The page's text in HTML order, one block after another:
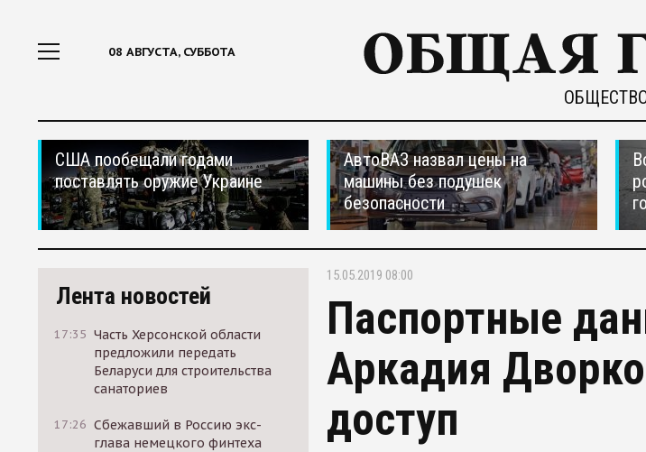
08 АВГУСТА, СУББОТА
США пообещали годами
поставлять оружие Украине
АвтоВАЗ назвал цены на
машины без подушек
безопасности
Лента новостей
17:35 Часть Херсонской области
предложили передать
Беларуси для строительства
санаториев
17:26 Сбежавший в Россию экс-
глава немецкого финтеха
15.05.2019 08:00
Паспортные
Аркадия
доступ